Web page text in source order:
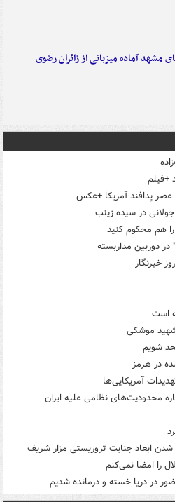
مشهد آماده میزبانی از زائران رضوی
+فیلم
در سیده زینب
هم محکوم کنید
خبرنگار
است
شهید موشکی
شویم
در هرمز
آمریکایی‌ها
محدودیت‌های نظامی علیه ایران
شدن ابعاد جنایت تروریستی مزار شریف
را امضا نمی‌کنم